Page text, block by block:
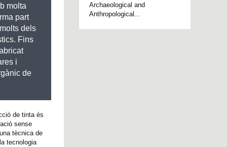
molta
part
dels
Fins
i
de
de tinta és
sense
tècnica de
tecnologia
Archaeological and
Anthropological...